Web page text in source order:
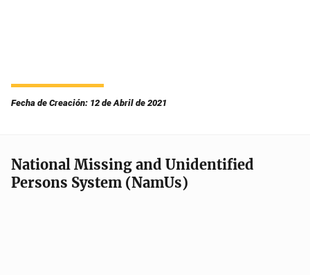
Fecha de Creación: 12 de Abril de 2021
National Missing and Unidentified
Persons System (NamUs)